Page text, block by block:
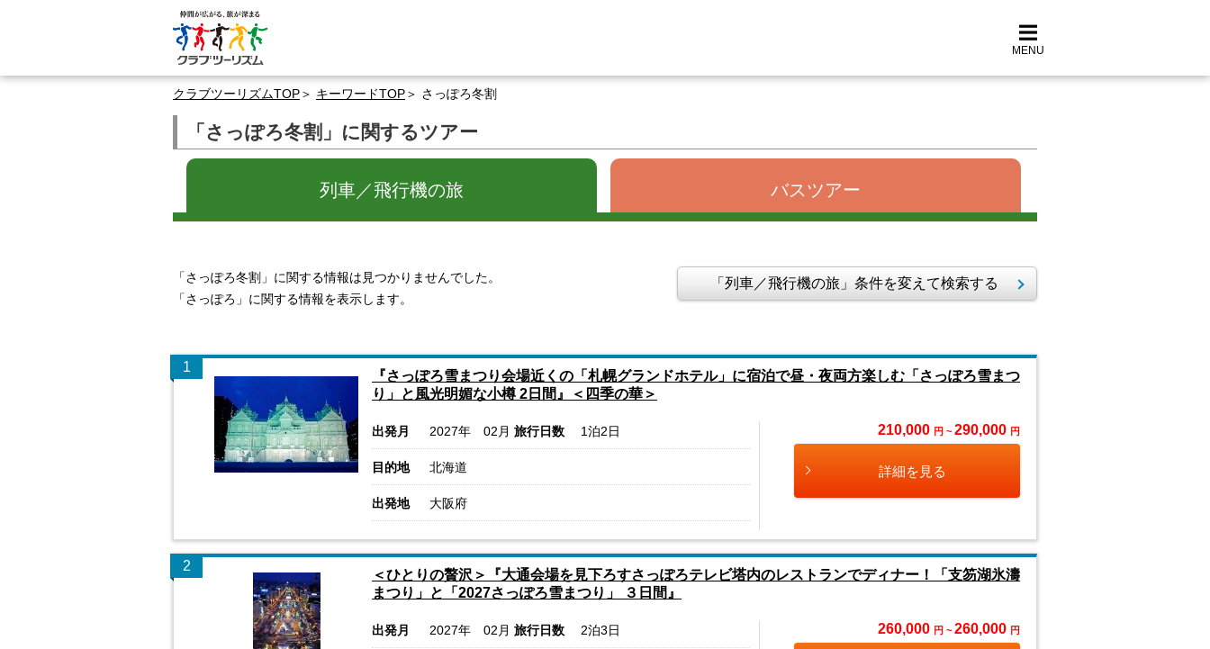
MENU
クラブツーリズムTOP キーワードTOP さっぽろ冬割
「さっぽろ冬割」に関するツアー
列車／飛行機の旅 バスツアー
「さっぽろ冬割」に関する情報は見つかりませんでした。
「さっぽろ」に関する情報を表示します。
「列車／飛行機の旅」条件を変えて検索する
1
『さっぽろ雪まつり会場近くの「札幌グランドホテル」に宿泊で昼・夜両方楽しむ「さっぽろ雪まつ
り」と風光明媚な小樽 2日間』＜四季の華＞
出発月 2027年 02月 旅行日数 1泊2日
目的地 北海道
出発地 大阪府
210,000 円 ~ 290,000 円
詳細を見る
2
＜ひとりの贅沢＞『大通会場を見下ろすさっぽろテレビ塔内のレストランでディナー！「支笏湖氷濤
まつり」と「2027さっぽろ雪まつり」 ３日間』
出発月 2027年 02月 旅行日数 2泊3日 260,000 円 ~ 260,000 円